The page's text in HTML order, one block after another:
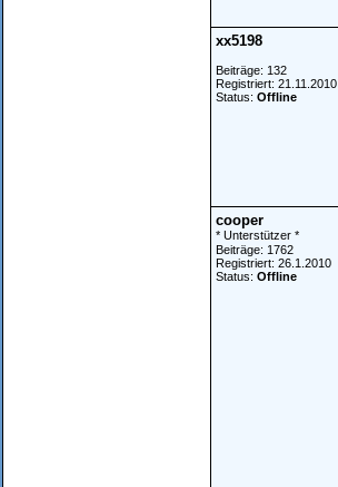
xx5198
Beiträge: 132
Registriert: 21.11.2010
Status: Offline
cooper
* Unterstützer *
Beiträge: 1762
Registriert: 26.1.2010
Status: Offline